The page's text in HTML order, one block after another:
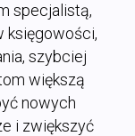
specjalistą,
księgowości,
szybciej
większą
nowych
i zwiększyć